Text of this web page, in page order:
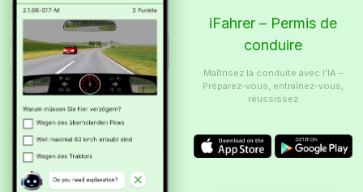
iFahrer – Permis de
conduire
Maîtrisez la conduite avec l’IA –
Préparez-vous, entraînez-vous,
réussissez